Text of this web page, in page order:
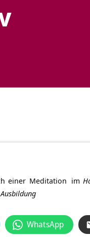
einer Meditation im
WhatsApp